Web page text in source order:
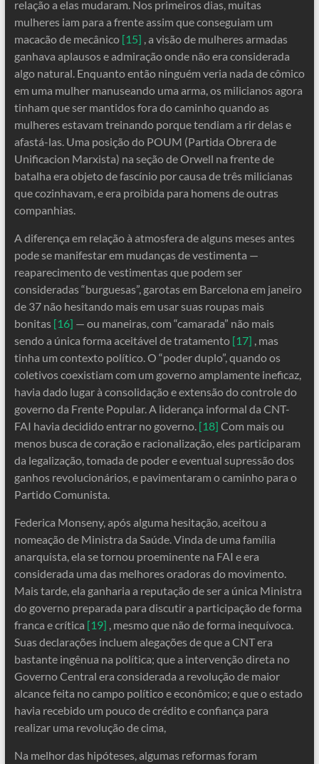
relação a elas mudaram. Nos primeiros dias, muitas
mulheres iam para a frente assim que conseguiam um
macacão de mecânico [15] , a visão de mulheres armadas
ganhava aplausos e admiração onde não era considerada
algo natural. Enquanto então ninguém veria nada de cômico
em uma mulher manuseando uma arma, os milicianos agora
tinham que ser mantidos fora do caminho quando as
mulheres estavam treinando porque tendiam a rir delas e
afastá-las. Uma posição do POUM (Partida Obrera de
Unificacion Marxista) na seção de Orwell na frente de
batalha era objeto de fascínio por causa de três milicianas
que cozinhavam, e era proibida para homens de outras
companhias.
A diferença em relação à atmosfera de alguns meses antes
pode se manifestar em mudanças de vestimenta —
reaparecimento de vestimentas que podem ser
consideradas “burguesas”, garotas em Barcelona em janeiro
de 37 não hesitando mais em usar suas roupas mais
bonitas [16] — ou maneiras, com “camarada” não mais
sendo a única forma aceitável de tratamento [17] , mas
tinha um contexto político. O “poder duplo”, quando os
coletivos coexistiam com um governo amplamente ineficaz,
havia dado lugar à consolidação e extensão do controle do
governo da Frente Popular. A liderança informal da CNT-
FAI havia decidido entrar no governo. [18] Com mais ou
menos busca de coração e racionalização, eles participaram
da legalização, tomada de poder e eventual supressão dos
ganhos revolucionários, e pavimentaram o caminho para o
Partido Comunista.
Federica Monseny, após alguma hesitação, aceitou a
nomeação de Ministra da Saúde. Vinda de uma família
anarquista, ela se tornou proeminente na FAI e era
considerada uma das melhores oradoras do movimento.
Mais tarde, ela ganharia a reputação de ser a única Ministra
do governo preparada para discutir a participação de forma
franca e crítica [19] , mesmo que não de forma inequívoca.
Suas declarações incluem alegações de que a CNT era
bastante ingênua na política; que a intervenção direta no
Governo Central era considerada a revolução de maior
alcance feita no campo político e econômico; e que o estado
havia recebido um pouco de crédito e confiança para
realizar uma revolução de cima,
Na melhor das hipóteses, algumas reformas foram